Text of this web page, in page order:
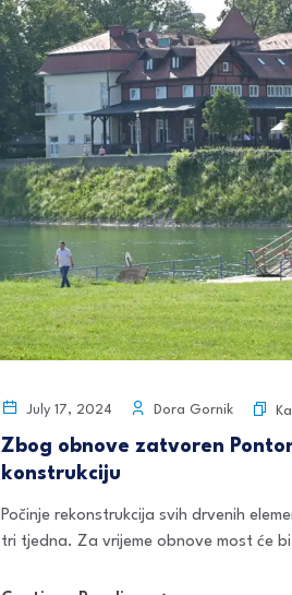
July 17, 2024 Dora Gornik
Zbog obnove zatvoren
konstrukciju
Počinje rekonstrukcija svih drvenih
tri tjedna. Za vrijeme obnove most će